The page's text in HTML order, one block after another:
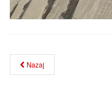
Nazaj